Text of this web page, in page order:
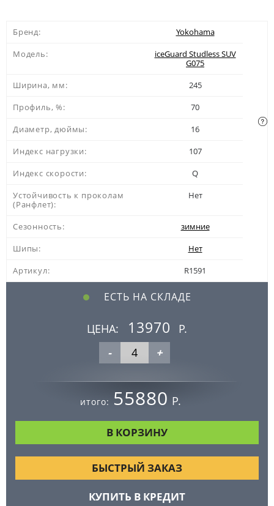
Бренд:
Yokohama
Модель:
iceGuard Studless SUV
G075
Ширина, мм:
245
Профиль, %:
70
Диаметр, дюймы:
16
Индекс нагрузки:
107
Индекс скорости:
Q
Устойчивость к проколам
(Ранфлет):
Нет
Сезонность:
зимние
Шипы:
Нет
Артикул:
R1591
ЕСТЬ НА СКЛАДЕ
ЦЕНА: 13970
Р.
-
+
итого: 55880 Р.
БЫСТРЫЙ ЗАКАЗ
КУПИТЬ В КРЕДИТ